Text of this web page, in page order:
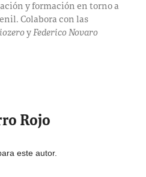
y formación en torno a
Colabora con las
yFederico Novaro
Rojo
este autor.